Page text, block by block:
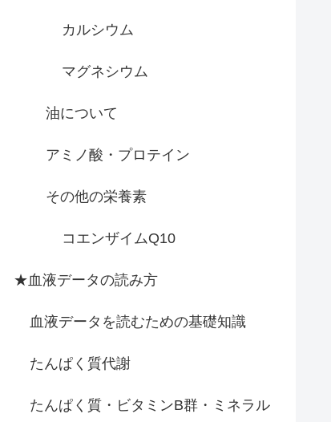
カルシウム
マグネシウム
油について
アミノ酸・プロテイン
その他の栄養素
コエンザイムQ10
★血液データの読み方
血液データを読むための基礎知識
たんぱく質代謝
たんぱく質・ビタミンB群・ミネラル